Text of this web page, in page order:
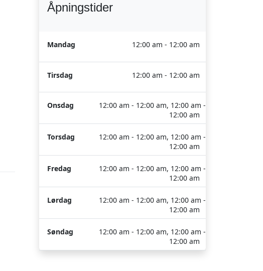
Åpningstider
Mandag 12:00 am - 12:00 am
Tirsdag 12:00 am - 12:00 am
Onsdag
12:00 am - 12:00 am, 12:00 am -
12:00 am
Torsdag
12:00 am - 12:00 am, 12:00 am -
12:00 am
Fredag
12:00 am - 12:00 am, 12:00 am -
12:00 am
Lørdag
12:00 am - 12:00 am, 12:00 am -
12:00 am
Søndag
12:00 am - 12:00 am, 12:00 am -
12:00 am